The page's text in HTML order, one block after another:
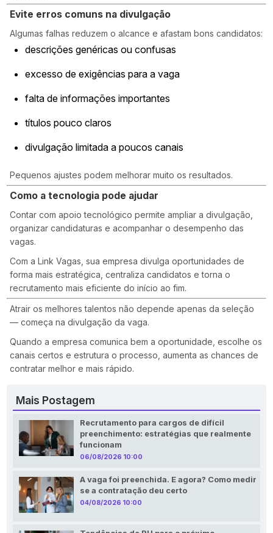
Evite erros comuns na divulgação
Algumas falhas reduzem o alcance e afastam bons candidatos:
descrições genéricas ou confusas
excesso de exigências para a vaga
falta de informações importantes
títulos pouco claros
divulgação limitada a poucos canais
Pequenos ajustes podem melhorar muito os resultados.
Como a tecnologia pode ajudar
Contar com apoio tecnológico permite ampliar a divulgação,
organizar candidaturas e acompanhar o desempenho das
vagas.
Com a Link Vagas, sua empresa divulga oportunidades de
forma mais estratégica, centraliza candidatos e torna o
recrutamento mais eficiente do início ao fim.
Atrair os melhores talentos não depende apenas da seleção
— começa na divulgação da vaga.
Quando a empresa comunica bem a oportunidade, escolhe os
canais certos e estrutura o processo, aumenta as chances de
contratar melhor e mais rápido.
Mais Postagem
Recrutamento para cargos de difícil
preenchimento: estratégias que realmente
funcionam
06/08/2026 10:00
A vaga foi preenchida. E agora? Como medir
se a contratação deu certo
04/08/2026 10:00